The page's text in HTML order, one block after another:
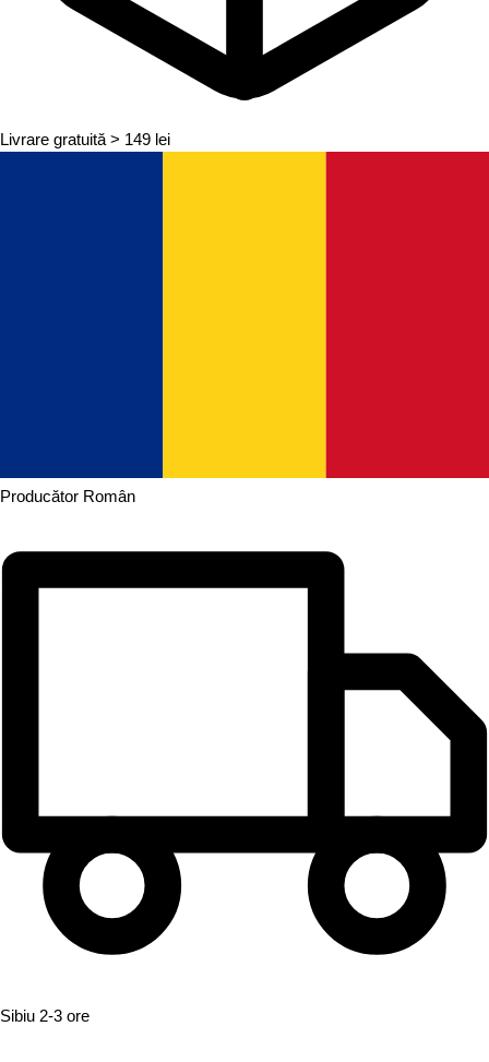
Livrare gratuită > 149 lei
Producător Român
Sibiu 2-3 ore